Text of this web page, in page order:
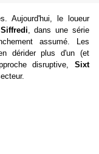
Aujourd'hui, le loueur
, dans une série
assumé. Les
dérider plus d'un (et
disruptive, Sixt